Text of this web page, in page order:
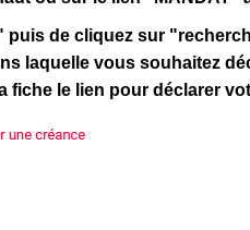
puis de cliquez sur
laquelle vous souhaitez
fiche le lien pour déclarer